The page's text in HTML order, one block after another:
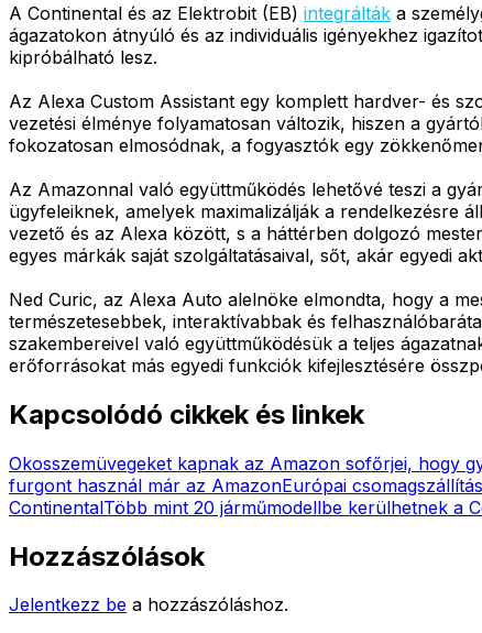
A Continental és az Elektrobit (EB) integrálták a
ágazatokon átnyúló és az individuális igényekhez
kipróbálható lesz.
Az Alexa Custom Assistant egy komplett hardver- és
vezetési élménye folyamatosan változik, hiszen a
fokozatosan elmosódnak, a fogyasztók egy
Az Amazonnal való együttműködés lehetővé teszi a
ügyfeleiknek, amelyek maximalizálják a rendelkezésre
vezető és az Alexa között, s a háttérben dolgozó
egyes márkák saját szolgáltatásaival, sőt, akár egyedi
Ned Curic, az Alexa Auto alelnöke elmondta, hogy a
természetesebbek, interaktívabbak és
szakembereivel való együttműködésük a teljes
erőforrásokat más egyedi funkciók kifejlesztésére
Kapcsolódó cikkek és linkek
Okosszemüvegeket kapnak az Amazon sofőrjei, hogy
furgont használ már az AmazonEurópai
ContinentalTöbb mint 20 járműmodellbe kerülhetnek a
Hozzászólások
Jelentkezz be a hozzászóláshoz.